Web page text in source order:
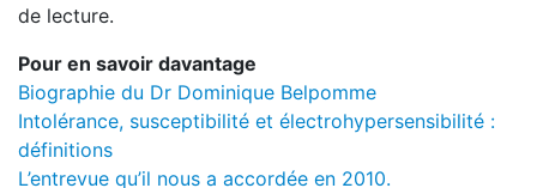
de lecture.
Pour en savoir davantage
Biographie du Dr Dominique Belpomme
Intolérance, susceptibilité et électrohypersensibilité :
définitions
L’entrevue qu’il nous a accordée en 2010.